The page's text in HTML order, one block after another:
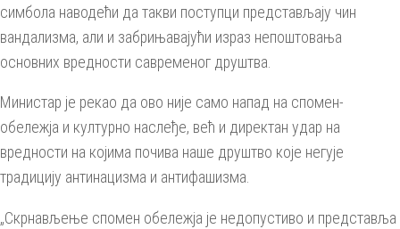
симбола наводећи да такви поступци представљају чин
вандализма, али и забрињавајући израз непоштовања
основних вредности савременог друштва.
Министар је рекао да ово није само напад на спомен-
обележја и културно наслеђе, већ и директан удар на
вредности на којима почива наше друштво које негује
традицију антинацизма и антифашизма.
„Скрнављење спомен обележја је недопустиво и представља